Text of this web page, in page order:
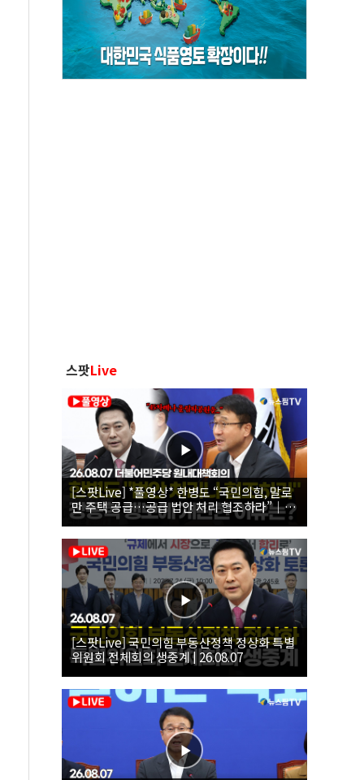
스팟Live
[스팟Live] *풀영상* 한병도 “국민의힘, 말로
만 주택 공급…공급 법안 처리 협조하라”｜
26.08.07 더불어민주당 원내대책회의
[스팟Live] 국민의힘 부동산정책 정상화 특별
위원회 전체회의 생중계 | 26.08.07